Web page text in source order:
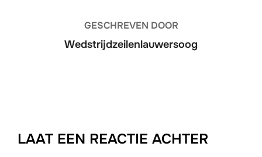
GESCHREVEN DOOR
Wedstrijdzeilenlauwersoog
LAAT EEN REACTIE ACHTER